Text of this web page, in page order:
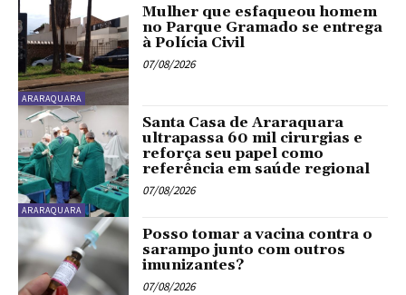
ARARAQUARA
Mulher que esfaqueou homem
no Parque Gramado se entrega
à Polícia Civil
07/08/2026
ARARAQUARA
Santa Casa de Araraquara
ultrapassa 60 mil cirurgias e
reforça seu papel como
referência em saúde regional
07/08/2026
Posso tomar a vacina contra o
sarampo junto com outros
imunizantes?
07/08/2026